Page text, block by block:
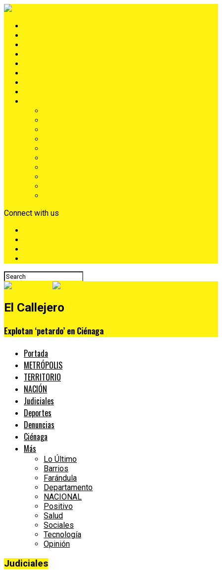
Connect with us
El Callejero
Explotan ‘petardo’ en Ciénaga
Portada
METRÓPOLIS
TERRITORIO
NACIÓN
Judiciales
Deportes
Denuncias
Ciénaga
Más
Lo Último
Barrios
Farándula
Departamento
NACIONAL
Positivo
Salud
Sociales
Tecnología
Opinión
Judiciales